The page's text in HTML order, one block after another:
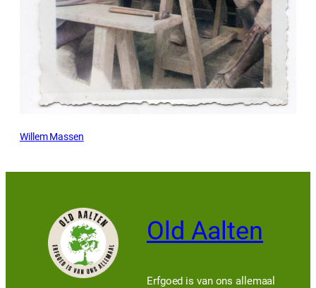
Willem Massen
Old Aalten
Erfgoed is van ons allemaal